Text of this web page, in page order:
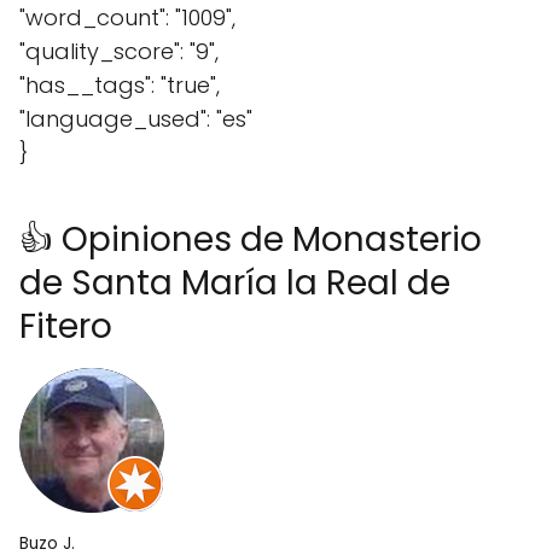
"word_count": "1009",
"quality_score": "9",
"has__tags": "true",
"language_used": "es"
}
👍 Opiniones de Monasterio
de Santa María la Real de
Fitero
Buzo J.